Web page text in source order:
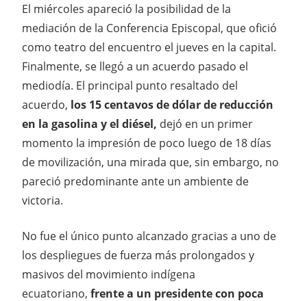
El miércoles apareció la posibilidad de la
mediación de la Conferencia Episcopal, que ofició
como teatro del encuentro el jueves en la capital.
Finalmente, se llegó a un acuerdo pasado el
mediodía. El principal punto resaltado del
acuerdo, los 15 centavos de dólar de reducción
en la gasolina y el diésel, dejó en un primer
momento la impresión de poco luego de 18 días
de movilización, una mirada que, sin embargo, no
pareció predominante ante un ambiente de
victoria.
No fue el único punto alcanzado gracias a uno de
los despliegues de fuerza más prolongados y
masivos del movimiento indígena
ecuatoriano, frente a un presidente con poca